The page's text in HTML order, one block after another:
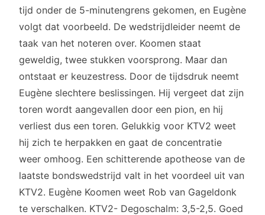
tijd onder de 5-minutengrens gekomen, en Eugène
volgt dat voorbeeld. De wedstrijdleider neemt de
taak van het noteren over. Koomen staat
geweldig, twee stukken voorsprong. Maar dan
ontstaat er keuzestress. Door de tijdsdruk neemt
Eugène slechtere beslissingen. Hij vergeet dat zijn
toren wordt aangevallen door een pion, en hij
verliest dus een toren. Gelukkig voor KTV2 weet
hij zich te herpakken en gaat de concentratie
weer omhoog. Een schitterende apotheose van de
laatste bondswedstrijd valt in het voordeel uit van
KTV2. Eugène Koomen weet Rob van Gageldonk
te verschalken. KTV2- Degoschalm: 3,5-2,5. Goed